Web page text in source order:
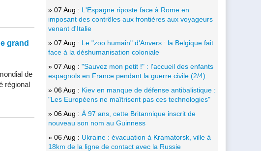
grand
de
régional
» 07 Aug : L'Espagne riposte face à Rome en
imposant des contrôles aux frontières aux voyageurs
venant d'Italie
» 07 Aug : Le "zoo humain" d'Anvers : la Belgique fait
face à la déshumanisation coloniale
» 07 Aug : "Sauvez mon petit !" : l'accueil des enfants
espagnols en France pendant la guerre civile (2/4)
» 06 Aug : Kiev en manque de défense antibalistique :
"Les Européens ne maîtrisent pas ces technologies"
» 06 Aug : À 97 ans, cette Britannique inscrit de
nouveau son nom au Guinness
» 06 Aug : Ukraine : évacuation à Kramatorsk, ville à
18km de la ligne de contact avec la Russie